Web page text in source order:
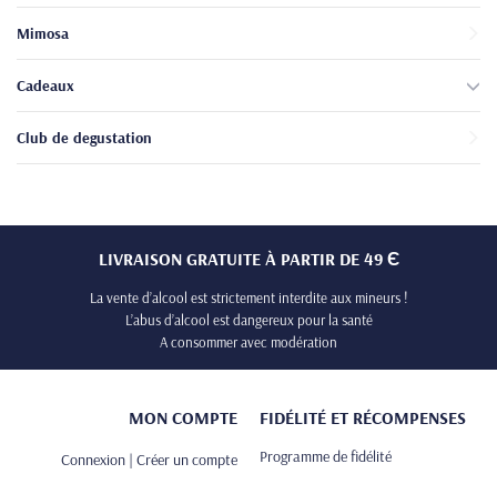
Mimosa
Cadeaux
Club de degustation
LIVRAISON GRATUITE À PARTIR DE 49 Є
La vente d’alcool est strictement interdite aux mineurs !
L’abus d’alcool est dangereux pour la santé
A consommer avec modération
MON COMPTE
Connexion | Créer un compte
FIDÉLITÉ ET RÉCOMPENSES
Programme de fidélité